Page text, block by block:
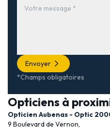
Envoyer
*Champs obligatoires
Opticiens à
Opticien Aubenas - Optic
9 Boulevard de Vernon,